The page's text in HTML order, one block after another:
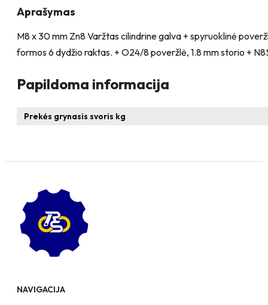
+
poveržlė
+
kiaurymės
sumažinimo
+
O24/8
Aprašymas
M8 x 30 mm Zn8 Varžtas cilindrine galva + spyruoklinė
formos 6 dydžio raktas. + O24/8 poveržlė, 1.8 mm storio +
Papildoma informacija
Prekės grynasis svoris kg
NAVIGACIJA